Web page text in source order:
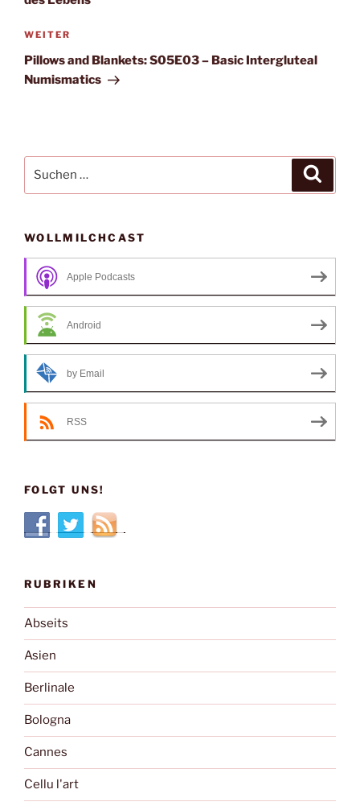
Nächster
Beitrag
WEITER
Pillows and Blankets: S05E03 – Basic Intergluteal
Numismatics
nach:
WOLLMILCHCAST
Apple Podcasts
Android
by Email
RSS
FOLGT UNS!
RUBRIKEN
Abseits
Asien
Berlinale
Bologna
Cannes
Cellu l'art